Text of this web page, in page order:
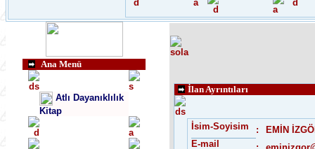
Ana Menü
Atlı Dayanıklılık
Kitap
İlan Ayrıntıları
İsim-Soyisim :
EMİN
E-mail